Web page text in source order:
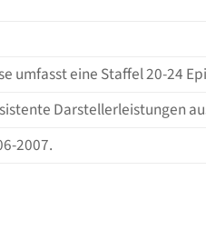
umfasst eine Staffel 20-24
Darstellerleistungen
2007.